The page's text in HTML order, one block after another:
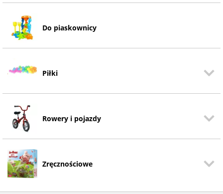
Do piaskownicy
Piłki
Rowery i pojazdy
Zręcznościowe